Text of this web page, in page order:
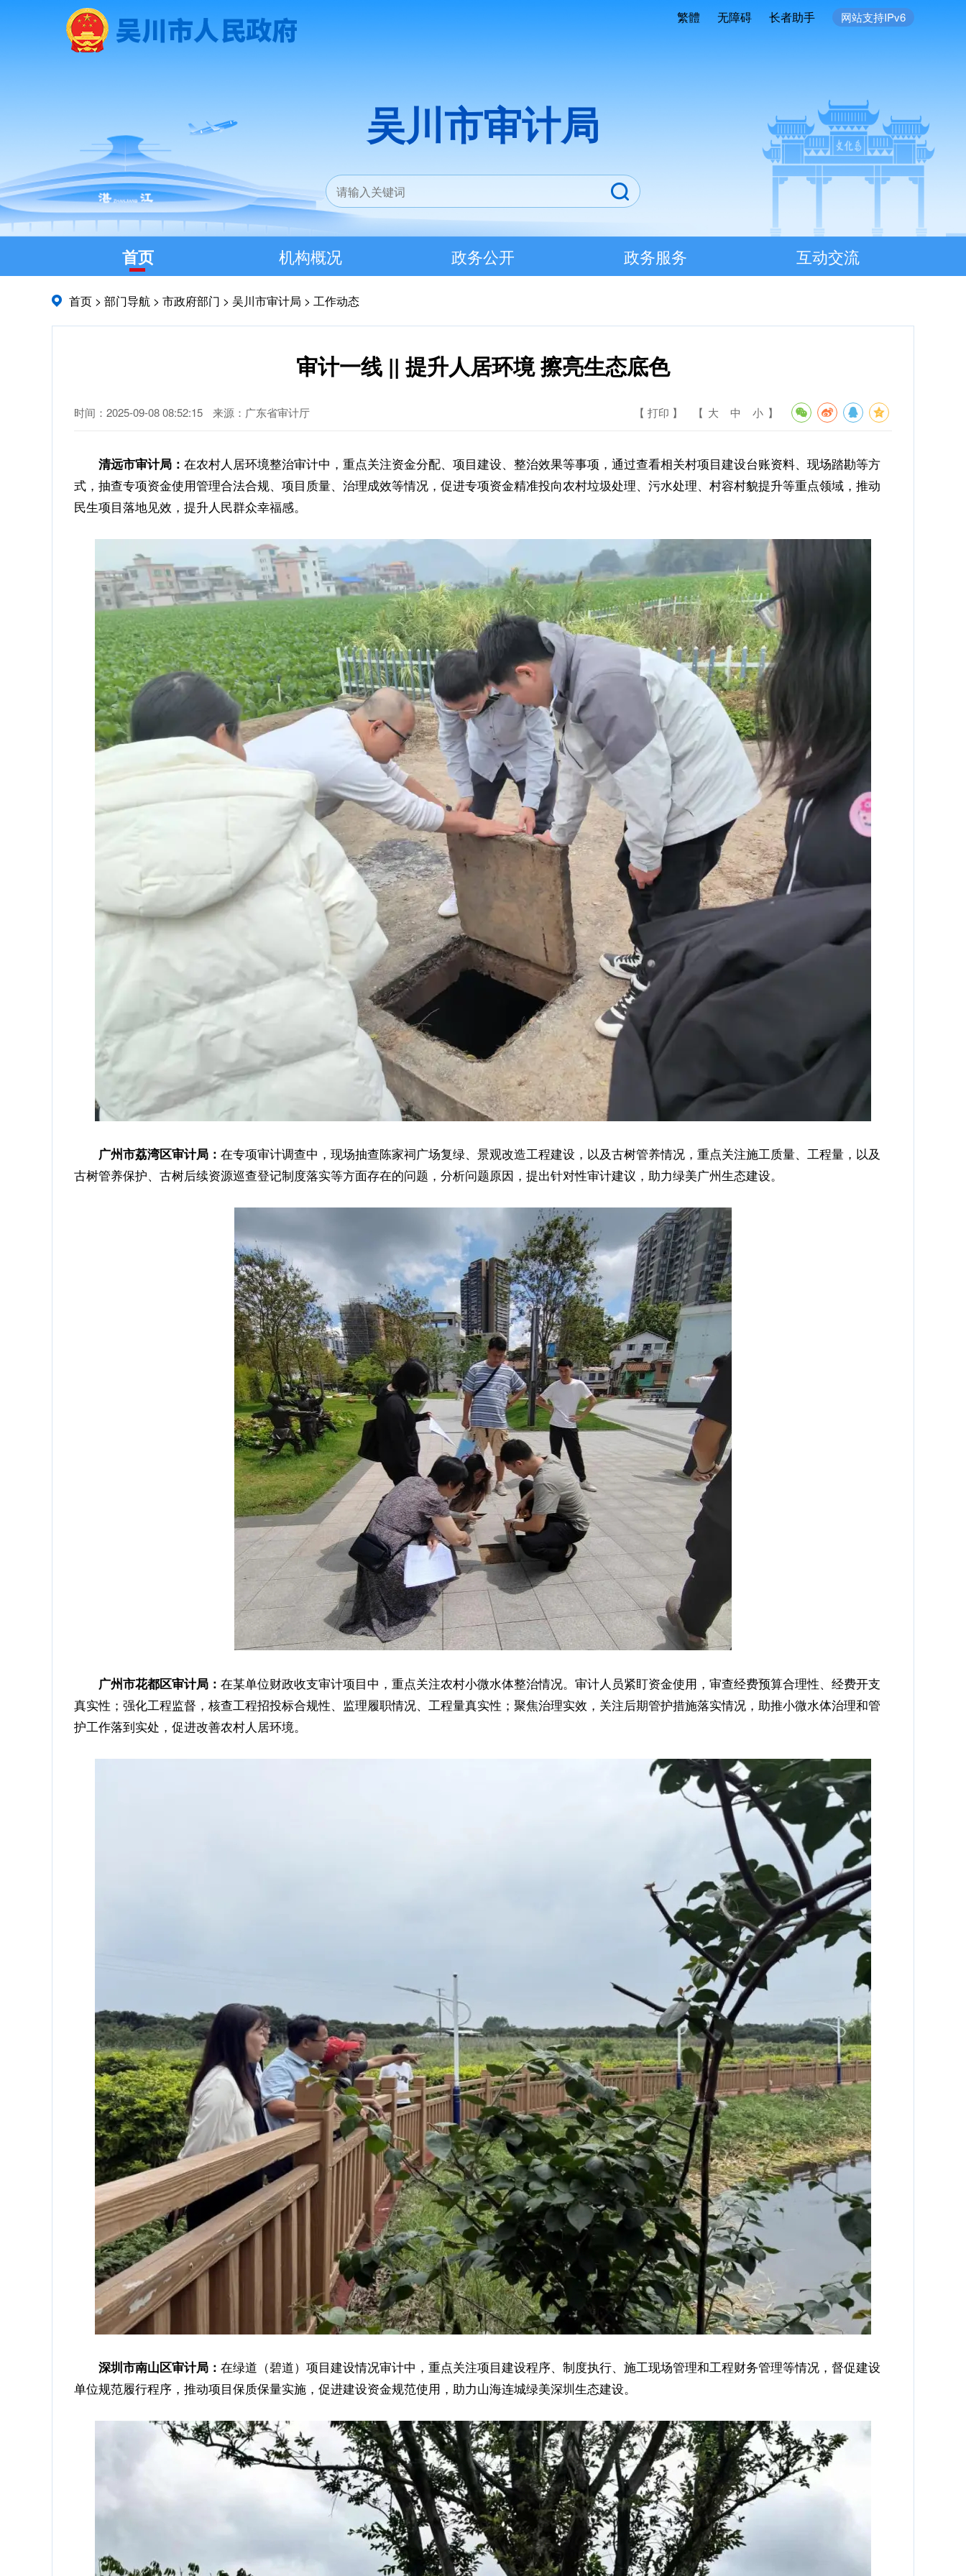
繁體 无障碍 长者助手 网站支持IPv6
吴川市审计局
首页 机构概况 政务公开 政务服务 互动交流
首页 > 部门导航 > 市政府部门 > 吴川市审计局 > 工作动态
审计一线 || 提升人居环境 擦亮生态底色
时间：2025-09-08 08:52:15 来源：广东省审计厅 【 打印 】 【 大 中 小 】
清远市审计局： 在农村人居环境整治审计中，重点关注资金分配、项目建设、整治效果等事项，通过查看相关村项目建设台账资料、现场踏勘等方
式，抽查专项资金使用管理合法合规、项目质量、治理成效等情况，促进专项资金精准投向农村垃圾处理、污水处理、村容村貌提升等重点领域，推动
民生项目落地见效，提升人民群众幸福感。
广州市荔湾区审计局： 在专项审计调查中，现场抽查陈家祠广场复绿、景观改造工程建设，以及古树管养情况，重点关注施工质量、工程量，以及
古树管养保护、古树后续资源巡查登记制度落实等方面存在的问题，分析问题原因，提出针对性审计建议，助力绿美广州生态建设。
广州市花都区审计局： 在某单位财政收支审计项目中，重点关注农村小微水体整治情况。审计人员紧盯资金使用，审查经费预算合理性、经费开支
真实性；强化工程监督，核查工程招投标合规性、监理履职情况、工程量真实性；聚焦治理实效，关注后期管护措施落实情况，助推小微水体治理和管
护工作落到实处，促进改善农村人居环境。
深圳市南山区审计局： 在绿道（碧道）项目建设情况审计中，重点关注项目建设程序、制度执行、施工现场管理和工程财务管理等情况，督促建设
单位规范履行程序，推动项目保质保量实施，促进建设资金规范使用，助力山海连城绿美深圳生态建设。